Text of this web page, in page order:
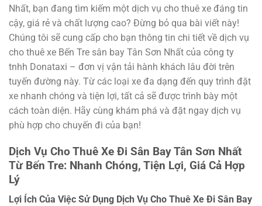
Nhất, bạn đang tìm kiếm một dịch vụ cho thuê xe đáng tin
cậy, giá rẻ và chất lượng cao? Đừng bỏ qua bài viết này!
Chúng tôi sẽ cung cấp cho bạn thông tin chi tiết về dịch vụ
cho thuê xe Bến Tre sân bay Tân Sơn Nhất của công ty
tnhh Donataxi – đơn vị vận tải hành khách lâu đời trên
tuyến đường này. Từ các loại xe đa dạng đến quy trình đặt
xe nhanh chóng và tiện lợi, tất cả sẽ được trình bày một
cách toàn diện. Hãy cùng khám phá và đặt ngay dịch vụ
phù hợp cho chuyến đi của bạn!
Dịch Vụ Cho Thuê Xe Đi Sân Bay Tân Sơn Nhất
Từ Bến Tre: Nhanh Chóng, Tiện Lợi, Giá Cả Hợp
Lý
Lợi Ích Của Việc Sử Dụng Dịch Vụ Cho Thuê Xe Đi Sân Bay